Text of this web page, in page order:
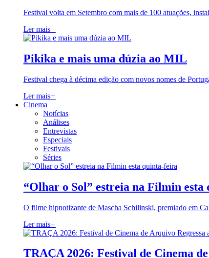
Festival volta em Setembro com mais de 100 atuações,
Ler mais+
Pikika e mais uma dúzia ao MIL
Festival chega à décima edição com novos nomes de
Ler mais+
Cinema
Notícias
Análises
Entrevistas
Especiais
Festivais
Séries
“Olhar o Sol” estreia na Filmin
O filme hipnotizante de Mascha Schilinski, premiado em
Ler mais+
TRAÇA 2026: Festival de Cinema